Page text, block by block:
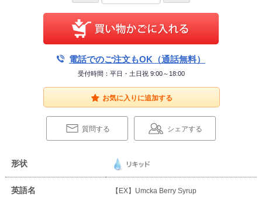
電話でのご注文もOK（通話無料）
受付時間：平日・土日祝 9:00～18:00
お気に入りに追加する
質問する シェアする
形状
英語名 【EX】Umcka Berry Syrup